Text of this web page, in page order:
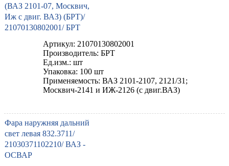
(ВАЗ 2101-07, Москвич,
Иж с двиг. ВАЗ) (БРТ)/
21070130802001/ БРТ
Артикул: 21070130802001
Производитель: БРТ
Ед.изм.: шт
Упаковка: 100 шт
Применяемость: ВАЗ 2101-2107, 2121/31;
Москвич-2141 и ИЖ-2126 (с двиг.ВАЗ)
Фара наружняя дальний
свет левая 832.3711/
21030371102210/ ВАЗ -
ОСВАР